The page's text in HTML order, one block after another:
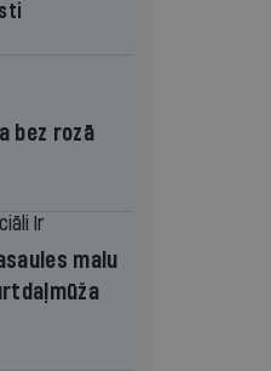
bez rozā
Ir
malu